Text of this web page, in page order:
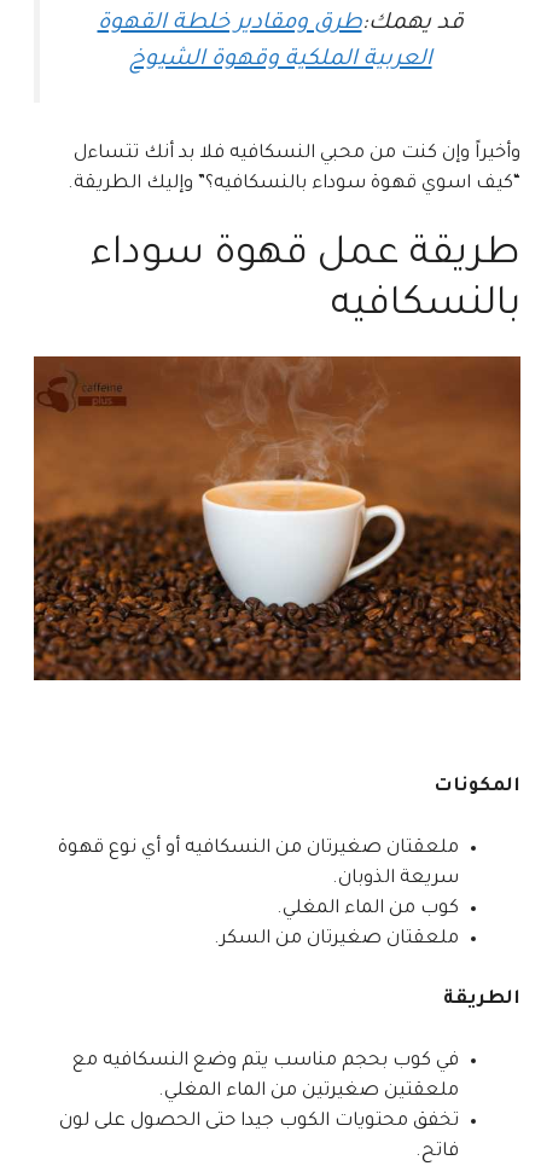
قد يهمك:طرق ومقادير خلطة القهوة
العربية الملكية وقهوة الشيوخ
وأخيراً وإن كنت من محبي النسكافيه فلا بد أنك تتساءل
“كيف اسوي قهوة سوداء بالنسكافيه؟” وإليك الطريقة.
طريقة عمل قهوة سوداء
بالنسكافيه
المكونات
ملعقتان صغيرتان من النسكافيه أو أي نوع قهوة
سريعة الذوبان.
كوب من الماء المغلي.
ملعقتان صغيرتان من السكر.
الطريقة
في كوب بحجم مناسب يتم وضع النسكافيه مع
ملعقتين صغيرتين من الماء المغلي.
تخفق محتويات الكوب جيدا حتى الحصول على لون
فاتح.